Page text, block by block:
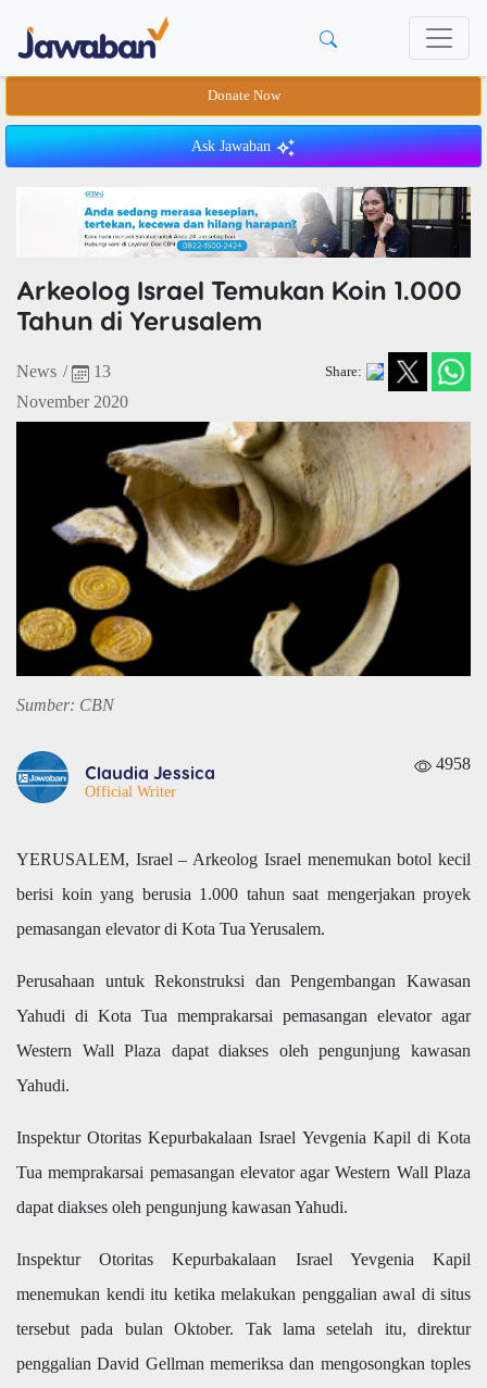
Donate Now
Ask Jawaban
Arkeolog Israel Temukan Koin 1.000
Tahun di Yerusalem
News /
13
November 2020
Share:
Sumber: CBN
Claudia Jessica
Official Writer
4958
YERUSALEM, Israel – Arkeolog Israel menemukan botol kecil
berisi koin yang berusia 1.000 tahun saat mengerjakan proyek
pemasangan elevator di Kota Tua Yerusalem.
Perusahaan untuk Rekonstruksi dan Pengembangan Kawasan
Yahudi di Kota Tua memprakarsai pemasangan elevator agar
Western Wall Plaza dapat diakses oleh pengunjung kawasan
Yahudi.
Inspektur Otoritas Kepurbakalaan Israel Yevgenia Kapil di Kota
Tua memprakarsai pemasangan elevator agar Western Wall Plaza
dapat diakses oleh pengunjung kawasan Yahudi.
Inspektur Otoritas Kepurbakalaan Israel Yevgenia Kapil
menemukan kendi itu ketika melakukan penggalian awal di situs
tersebut pada bulan Oktober. Tak lama setelah itu, direktur
penggalian David Gellman memeriksa dan mengosongkan toples